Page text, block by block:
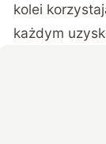
kolei
każdym